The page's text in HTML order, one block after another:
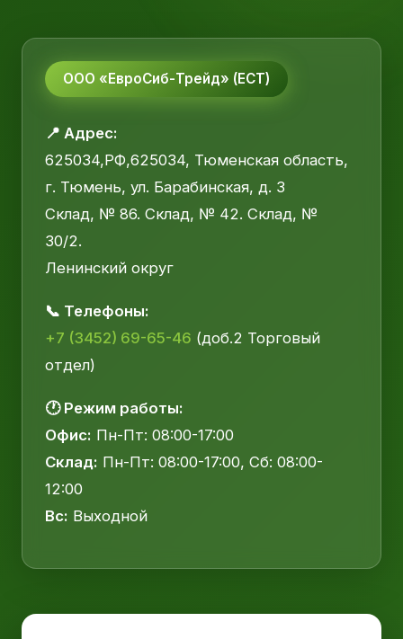
ООО «ЕвроСиб-Трейд» (ЕСТ)
📍 Адрес:
625034,РФ,625034, Тюменская область,
г. Тюмень, ул. Барабинская, д. 3
Склад, № 86. Склад, № 42. Склад, №
30/2.
Ленинский округ
📞 Телефоны:
+7 (3452) 69-65-46 (доб.2 Торговый
отдел)
🕐 Режим работы:
Офис: Пн-Пт: 08:00-17:00
Склад: Пн-Пт: 08:00-17:00, Сб: 08:00-
12:00
Вс: Выходной